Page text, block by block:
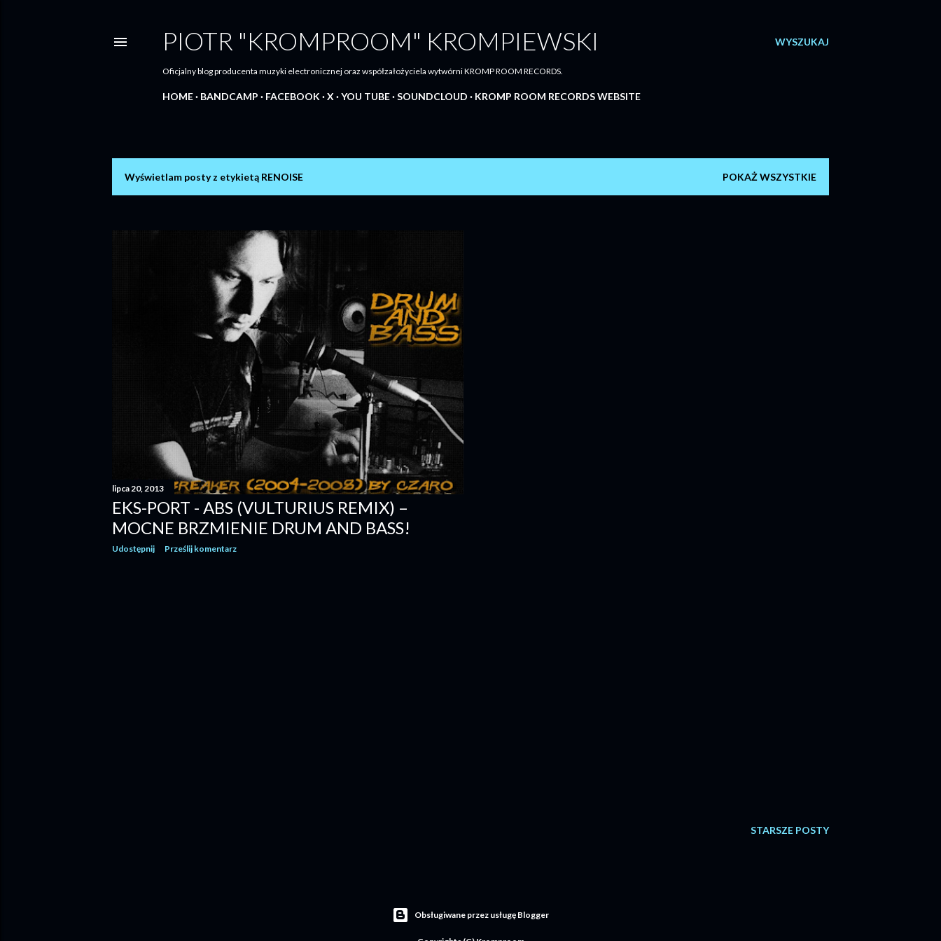
WYSZUKAJ
PIOTR "KROMPROOM" KROMPIEWSKI
Oficjalny blog producenta muzyki electronicznej oraz współzałożyciela wytwórni KROMP ROOM RECORDS.
HOME BANDCAMP FACEBOOK X YOU TUBE SOUNDCLOUD KROMP ROOM RECORDS WEBSITE
Wyświetlam posty z etykietą RENOISE POKAŻ WSZYSTKIE
lipca 20, 2013
EKS-PORT - ABS (VULTURIUS REMIX) –
MOCNE BRZMIENIE DRUM AND BASS!
Udostępnij Prześlij komentarz
STARSZE POSTY
Obsługiwane przez usługę Blogger